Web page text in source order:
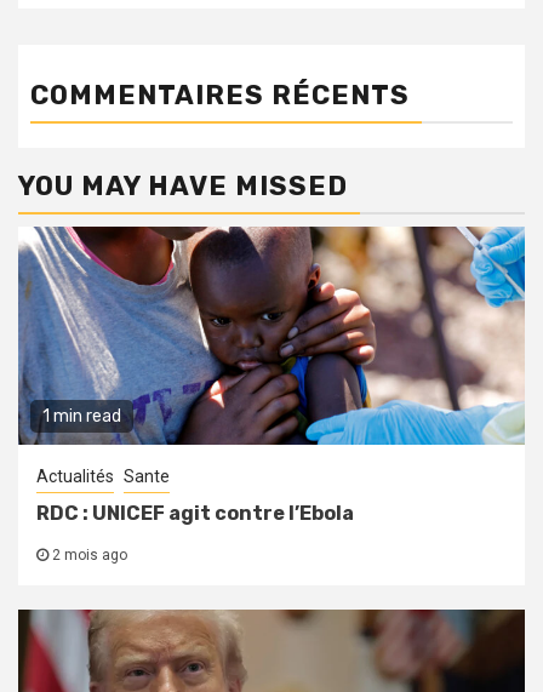
COMMENTAIRES RÉCENTS
YOU MAY HAVE MISSED
1 min read
Actualités Sante
RDC : UNICEF agit contre l’Ebola
2 mois ago